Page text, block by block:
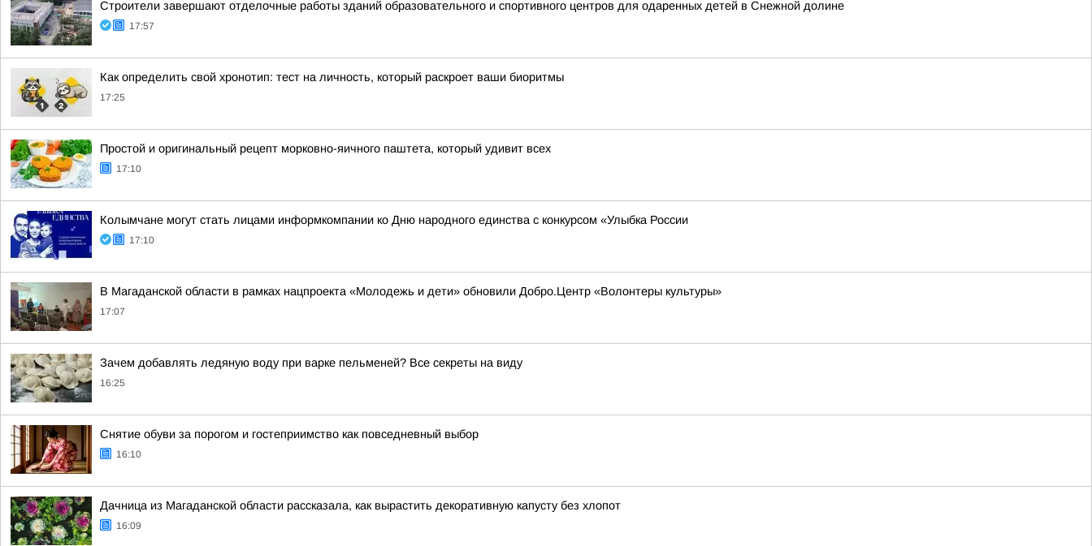
Строители завершают отделочные работы зданий образовательного и спортивного центров для одаренных детей в Снежной долине
17:57
Как определить свой хронотип: тест на личность, который раскроет ваши биоритмы
17:25
Простой и оригинальный рецепт морковно-яичного паштета, который удивит всех
17:10
Колымчане могут стать лицами информкомпании ко Дню народного единства с конкурсом «Улыбка России
17:10
В Магаданской области в рамках нацпроекта «Молодежь и дети» обновили Добро.Центр «Волонтеры культуры»
17:07
Зачем добавлять ледяную воду при варке пельменей? Все секреты на виду
16:25
Снятие обуви за порогом и гостеприимство как повседневный выбор
16:10
Дачница из Магаданской области рассказала, как вырастить декоративную капусту без хлопот
16:09